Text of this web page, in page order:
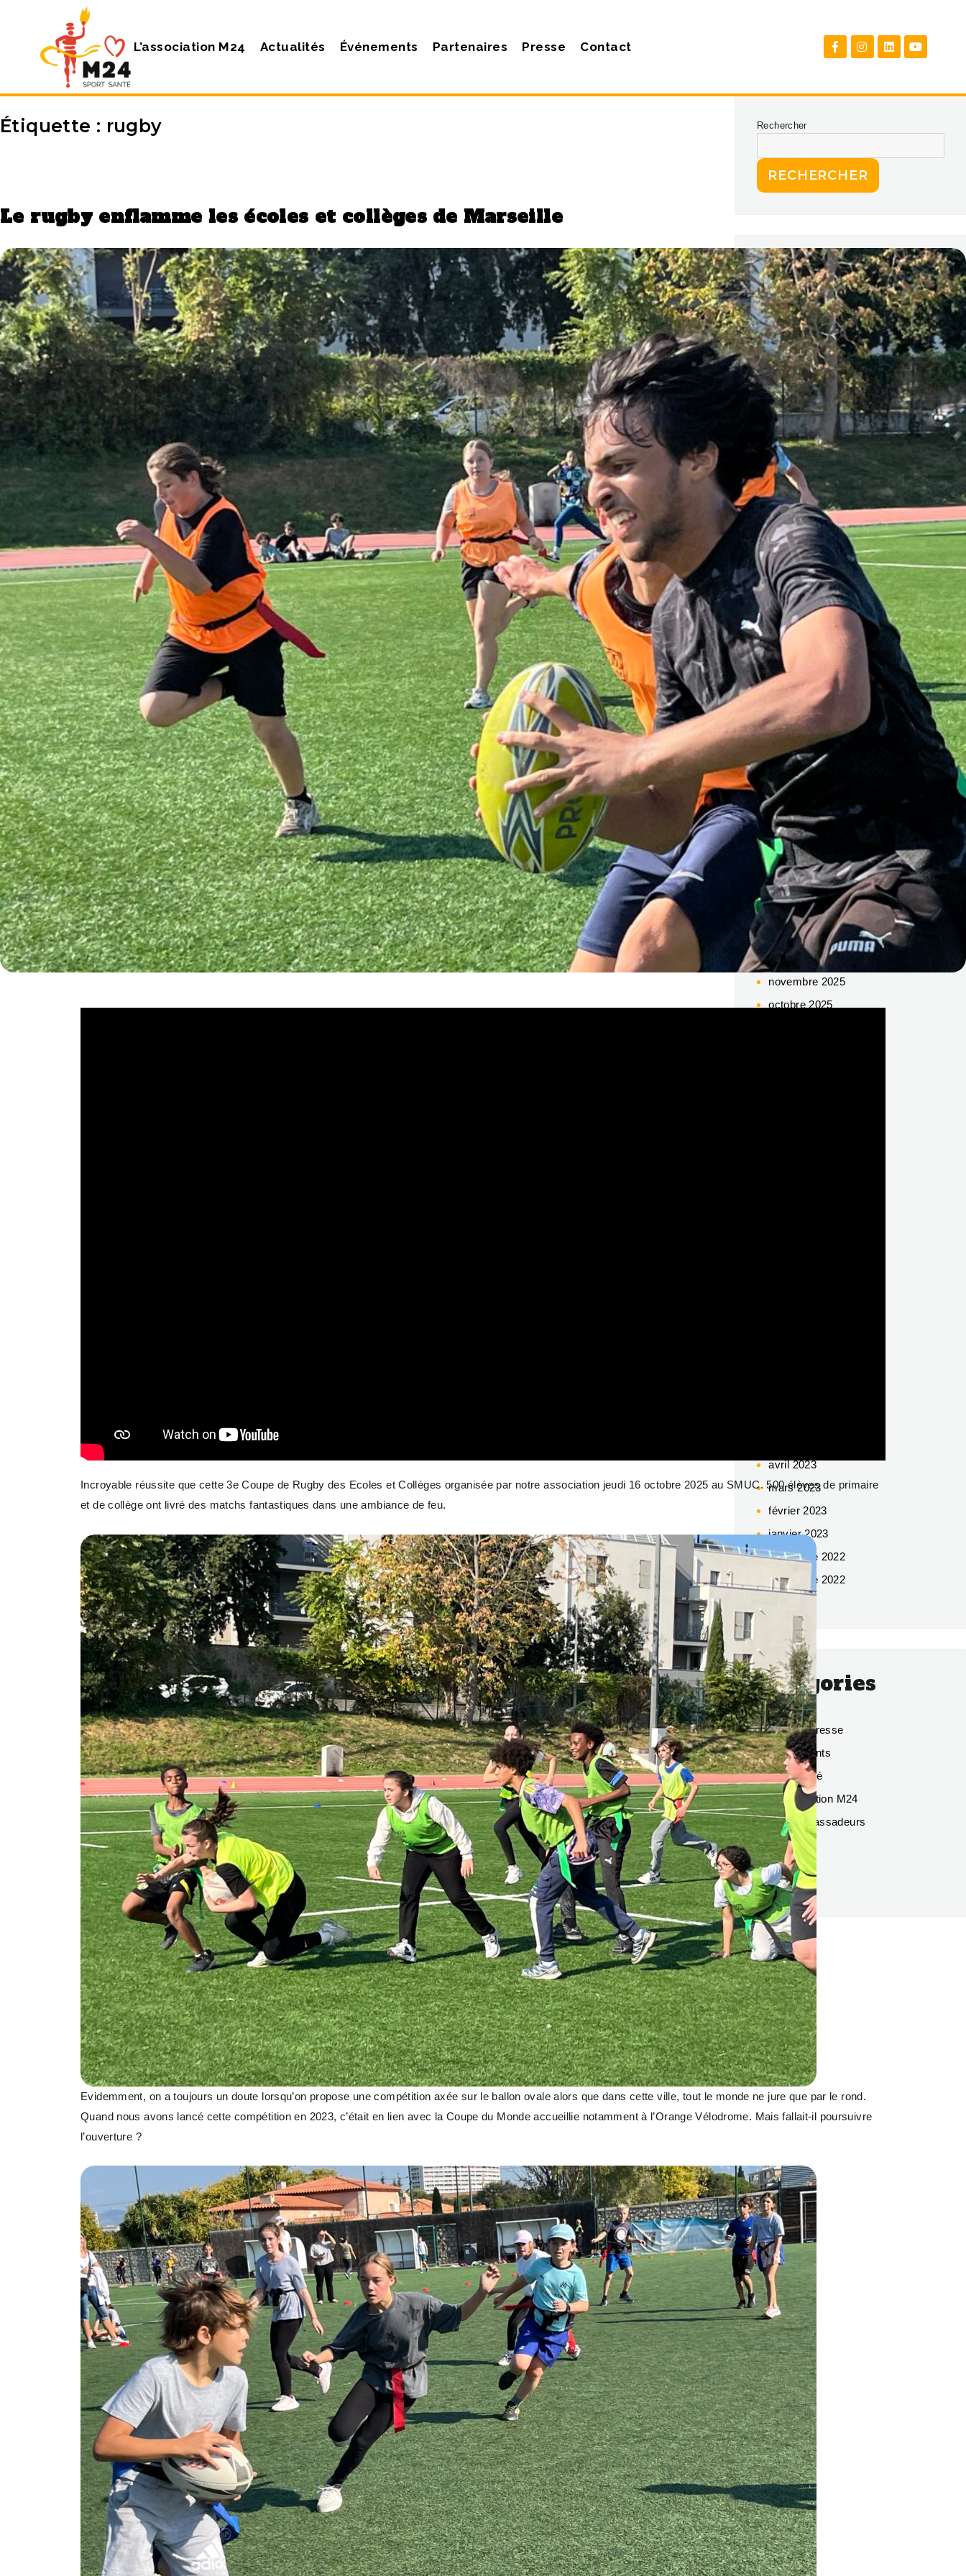
L’association M24 Actualités Événements Partenaires Presse Contact
Étiquette : rugby
Le rugby enflamme les écoles et collèges de Marseille
Incroyable réussite que cette 3e Coupe de Rugby des Ecoles et Collèges organisée par notre association jeudi 16 octobre 2025 au SMUC. 500 élèves de primaire
et de collège ont livré des matchs fantastiques dans une ambiance de feu.
Evidemment, on a toujours un doute lorsqu’on propose une compétition axée sur le ballon ovale alors que dans cette ville, tout le monde ne jure que par le rond.
Quand nous avons lancé cette compétition en 2023, c’était en lien avec la Coupe du Monde accueillie notamment à l’Orange Vélodrome. Mais fallait-il poursuivre
l’ouverture ?
Rechercher
RECHERCHER
Articles récents
Avec M24, le foot fait courir les
collégiennes
800 écoliers enchaînent 640 km : la
magie du sport a encore frappé !
La belle leçon de sport des 4
mousquetaires
Les lycéens d’Edmond Rostand
veulent améliorer leur santé
Eau + légumes + sport + sommeil :
la recette gagnante de La
Cadenelle
Commentaires
récents
Aucun commentaire à afficher.
Archives
juin 2026
avril 2026
mars 2026
février 2026
décembre 2025
novembre 2025
octobre 2025
avril 2023
mars 2023
février 2023
janvier 2023
décembre 2022
novembre 2022
Catégories
Dans la presse
Événements
Exclusivité
L'association M24
Nos ambassadeurs
Santé
Sport